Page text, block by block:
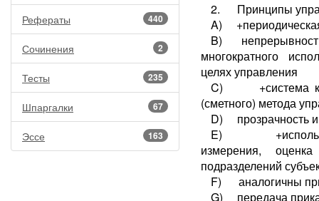
440
Рефераты
2
Сочинения
235
Тесты
67
Шпаргалки
163
Эссе
2. Принципы
A)
B) непрерывность
многократного
целях управления
C) +система
(сметного) метода
D) прозрачность
E)
измерения, оценка
подразделений
F) аналогичны
G) передача